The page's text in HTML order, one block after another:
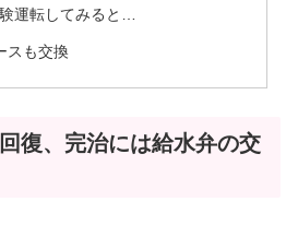
運転してみると…
スも交換
復、完治には給水弁の交